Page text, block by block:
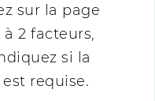
sur la page
2 facteurs,
si la
requise.